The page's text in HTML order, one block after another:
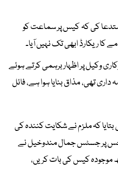
کی کہ کیس پر سماعت کو
کا ریکارڈ ابھی تک نہیں آیا۔
وکیل پر اظہار برہمی کرتے ہوئے
داری تھی، مذاق بنایا ہوا ہے، فائل
کہ ملزم نے شکایت کنندہ کی
جس پر جسٹس جمال مندوخیل نے
کیس کی بات کریں،